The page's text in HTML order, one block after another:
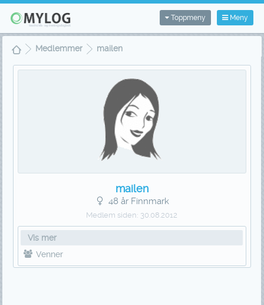
Meny
Toppmeny
Medlemmer mailen
mailen
48 år Finnmark
Medlem siden: 30.08.2012
Vis mer
Venner